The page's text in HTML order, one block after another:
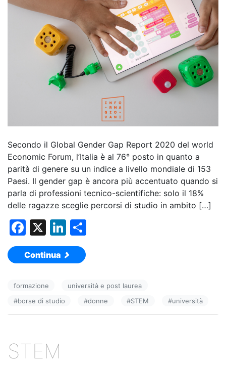
Secondo il Global Gender Gap Report 2020 del world
Economic Forum, l’Italia è al 76° posto in quanto a
parità di genere su un indice a livello mondiale di 153
Paesi. Il gender gap è ancora più accentuato quando si
parla di professioni tecnico-scientifiche: solo il 18%
delle ragazze sceglie percorsi di studio in ambito […]
F
a
c
b
o
k
X
Li
n
k
dI vi
di
Continua
formazione
università e post laurea
#borse di studio #donne #STEM #università
STEM